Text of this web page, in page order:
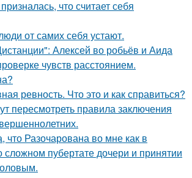
что считает себя
от самих себя устают.
Алексей во робьёв и Аида
чувств расстоянием.
ревность. Что это и как справиться?
пересмотреть правила заключения
что Разочарована во мне как в
пубертате дочери и принятии